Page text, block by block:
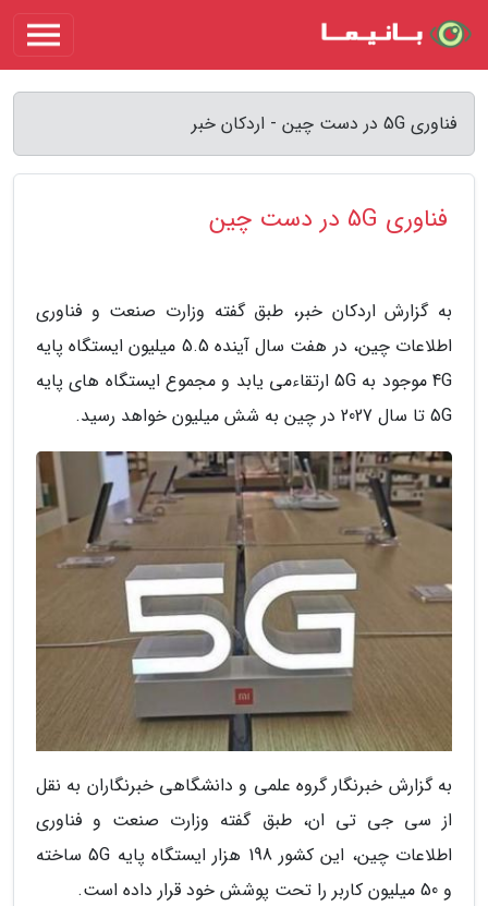
فناوری 5G در دست چین - اردکان خبر
فناوری 5G در دست چین
به گزارش اردکان خبر، طبق گفته وزارت صنعت و فناوری
اطلاعات چین، در هفت سال آینده 5.5 میلیون ایستگاه پایه
4G موجود به 5G ارتقاءمی یابد و مجموع ایستگاه های پایه
5G تا سال 2027 در چین به شش میلیون خواهد رسید.
به گزارش خبرنگار گروه علمی و دانشگاهی خبرنگاران به نقل
از سی جی تی ان، طبق گفته وزارت صنعت و فناوری
اطلاعات چین، این کشور 198 هزار ایستگاه پایه 5G ساخته
و 50 میلیون کاربر را تحت پوشش خود قرار داده است.